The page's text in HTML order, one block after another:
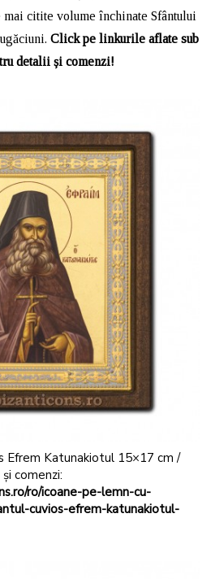
citite volume închinate Sfântului
Click pe linkurile aflate sub
detalii și comenzi!
Efrem Katunakiotul 15×17 cm /
comenzi:
ro/icoane-pe-lemn-cu-
cuvios-efrem-katunakiotul-